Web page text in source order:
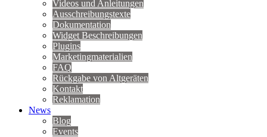
Videos und Anleitungen
Ausschreibungstexte
Dokumentation
Widget Beschreibungen
Plugins
Marketingmaterialien
FAQ
Rückgabe von Altgeräten
Kontakt
Reklamation
News
Blog
Events